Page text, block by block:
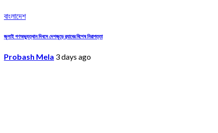
বাংলাদেশ
জুলাই গণঅভ্যুত্থান দিবসে দেশজুড়ে র‌্যাবের বিশেষ নিরাপত্তা
Probash Mela 3 days ago